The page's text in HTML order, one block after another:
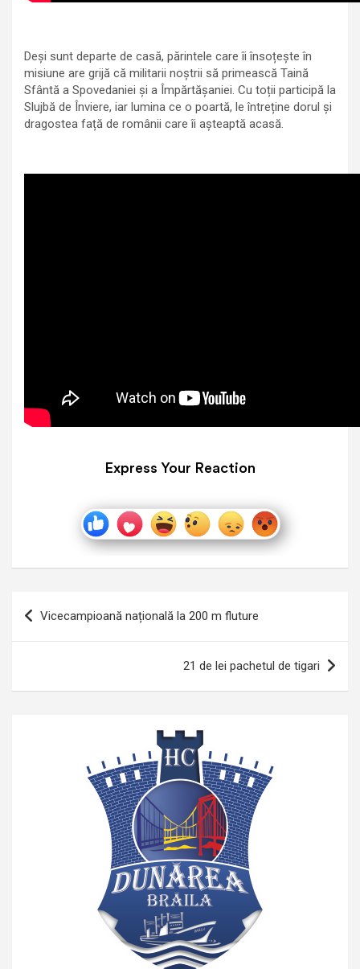
Deși sunt departe de casă, părintele care îi însoțește în
misiune are grijă că militarii noștrii să primească Taină
Sfântă a Spovedaniei și a Împărtășaniei. Cu toții participă la
Slujbă de Înviere, iar lumina ce o poartă, le întreține dorul și
dragostea față de românii care îi așteaptă acasă.
Express Your Reaction
Navigare
Vicecampioană națională la 200 m fluture
21 de lei pachetul de tigari